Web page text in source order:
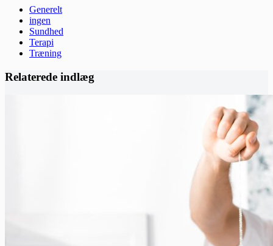
Generelt
ingen
Sundhed
Terapi
Træning
Relaterede indlæg